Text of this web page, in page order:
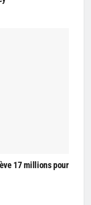
17 millions pour